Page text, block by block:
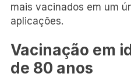
mais vacinados em um
aplicações.
Vacinação em
de 80 anos